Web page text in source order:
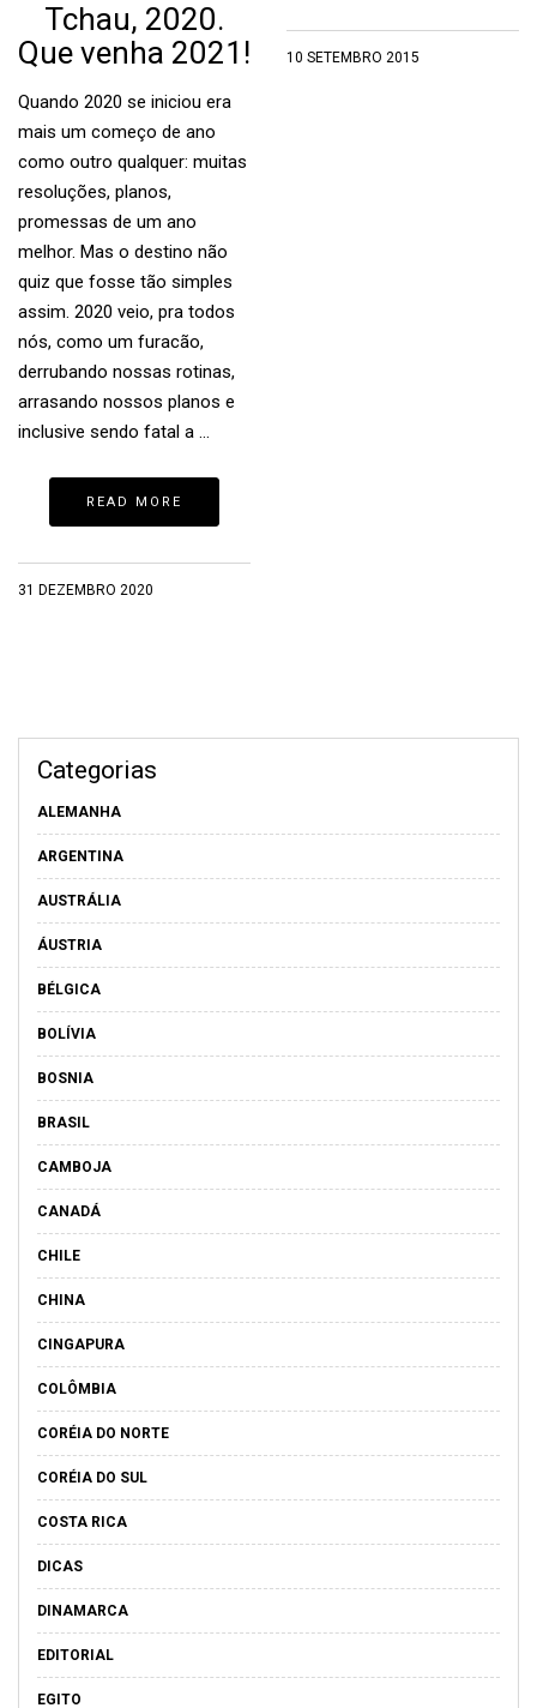
Tchau, 2020.
Que venha 2021!
Quando 2020 se iniciou era
mais um começo de ano
como outro qualquer: muitas
resoluções, planos,
promessas de um ano
melhor. Mas o destino não
quiz que fosse tão simples
assim. 2020 veio, pra todos
nós, como um furacão,
derrubando nossas rotinas,
arrasando nossos planos e
inclusive sendo fatal a …
READ MORE
31 DEZEMBRO 2020
10 SETEMBRO 2015
Categorias
ALEMANHA
ARGENTINA
AUSTRÁLIA
ÁUSTRIA
BÉLGICA
BOLÍVIA
BOSNIA
BRASIL
CAMBOJA
CANADÁ
CHILE
CHINA
CINGAPURA
COLÔMBIA
CORÉIA DO NORTE
CORÉIA DO SUL
COSTA RICA
DICAS
DINAMARCA
EDITORIAL
EGITO